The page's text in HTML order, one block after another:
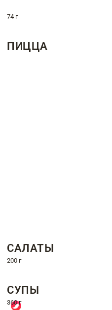
74 г
ПИЦЦА
САЛАТЫ
200 г
СУПЫ
360 г